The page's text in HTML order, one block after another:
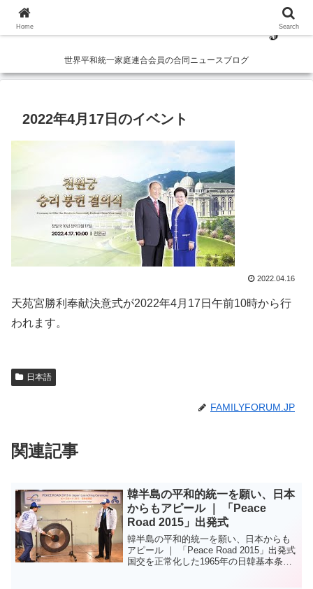
世界平和統一家庭連合会員の合同ニュースブログ
2022年4月17日のイベント
2022.04.16
天苑宮勝利奉献決意式が2022年4月17日午前10時から行
われます。
日本語
FAMILYFORUM.JP
関連記事
韓半島の平和的統一を願い、日本
からもアピール ｜ 「Peace
Road 2015」出発式
韓半島の平和的統一を願い、日本からも
アピール ｜ 「Peace Road 2015」出発式
国交を正常化した1965年の日韓基本条約
Home Search